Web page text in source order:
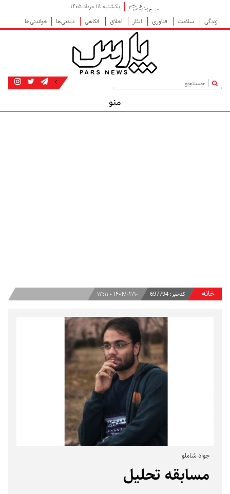
یکشنبه ۱۸ مرداد ۱۴۰۵
زندگی
سلامت فناوری ایثار اخلاق فکاهی دیدنی‌ها خواندنی‌ها
|
منو
خانه کدخبر: 697794 ۱۴۰۴/۰۲/۱۰ - ۱۳:۱۱
جواد شاملو
مسابقه تحلیل